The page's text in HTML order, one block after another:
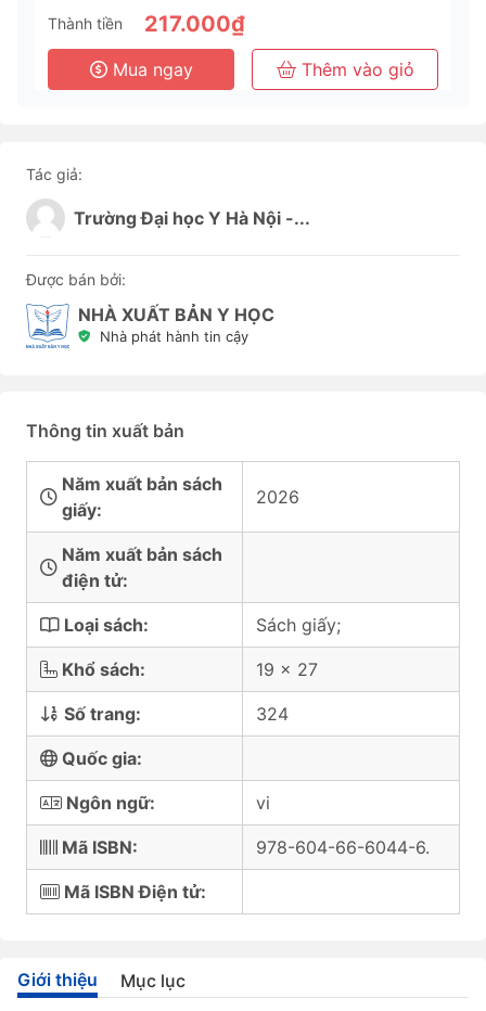
Thành tiền 217.000₫
Mua ngay Thêm vào giỏ
Tác giả:
Trường Đại học Y Hà Nội -...
Được bán bởi:
NHÀ XUẤT BẢN Y HỌC
Nhà phát hành tin cậy
Thông tin xuất bản
Năm xuất bản sách
giấy:
2026
Năm xuất bản sách
điện tử:
Loại sách: Sách giấy;
Khổ sách: 19 x 27
Số trang: 324
Quốc gia:
Ngôn ngữ: vi
Mã ISBN: 978-604-66-6044-6.
Mã ISBN Điện tử:
Giới thiệu Mục lục